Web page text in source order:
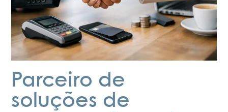
Parceiro de
soluções de